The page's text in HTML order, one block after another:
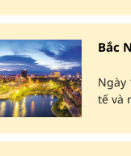
Bắc
Ngày
tế và